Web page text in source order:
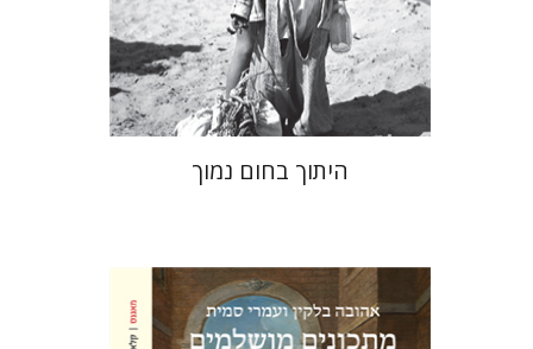
הנחת אתר ספר מודפס
$46
$41
היתוך בחום נמוך